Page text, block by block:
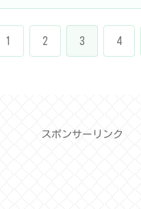
1 2 3 4
スポンサーリンク